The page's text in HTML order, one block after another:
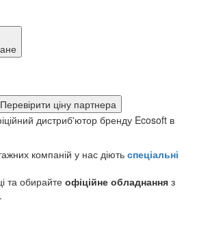
Перевірити ціну партнера
дистриб'ютор бренду Ecosoft в
компаній у нас діють спеціальні
та обирайте офіційне обладнання з